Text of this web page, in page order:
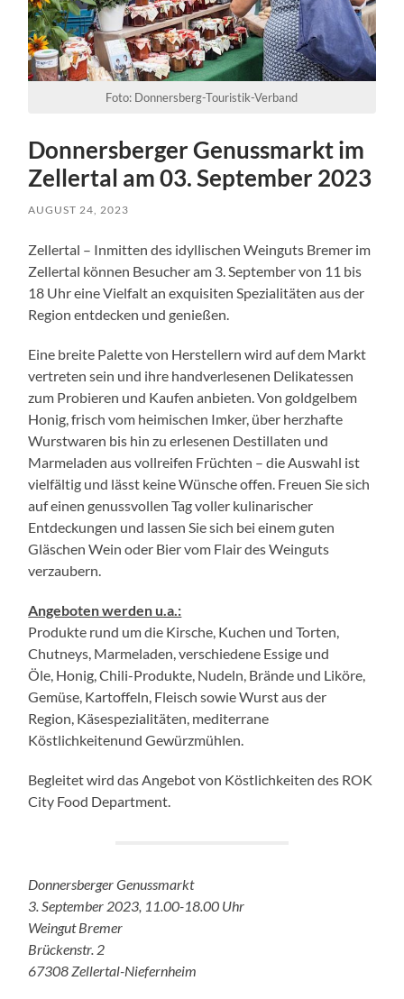
Foto: Donnersberg-Touristik-Verband
Donnersberger Genussmarkt im
Zellertal am 03. September 2023
AUGUST 24, 2023
Zellertal – Inmitten des idyllischen Weinguts Bremer im
Zellertal können Besucher am 3. September von 11 bis
18 Uhr eine Vielfalt an exquisiten Spezialitäten aus der
Region entdecken und genießen.
Eine breite Palette von Herstellern wird auf dem Markt
vertreten sein und ihre handverlesenen Delikatessen
zum Probieren und Kaufen anbieten. Von goldgelbem
Honig, frisch vom heimischen Imker, über herzhafte
Wurstwaren bis hin zu erlesenen Destillaten und
Marmeladen aus vollreifen Früchten – die Auswahl ist
vielfältig und lässt keine Wünsche offen. Freuen Sie sich
auf einen genussvollen Tag voller kulinarischer
Entdeckungen und lassen Sie sich bei einem guten
Gläschen Wein oder Bier vom Flair des Weinguts
verzaubern.
Angeboten werden u.a.:​
Produkte rund um die Kirsche, Kuchen und Torten,
Chutneys, Marmeladen, verschiedene Essige und
Öle, Honig, Chili-Produkte, Nudeln, Brände und Liköre,
Gemüse, Kartoffeln, Fleisch sowie Wurst aus der
Region, Käsespezialitäten, mediterrane
Köstlichkeitenund Gewürzmühlen.
Begleitet wird das Angebot von Köstlichkeiten des ROK
City Food Department.
Donnersberger Genussmarkt
3. September 2023, 11.00-18.00 Uhr
Weingut Bremer
Brückenstr. 2
67308 Zellertal-Niefernheim